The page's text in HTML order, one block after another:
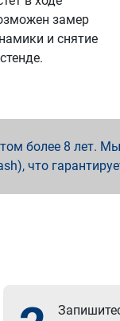
замер
и снятие
более 8 лет.
что